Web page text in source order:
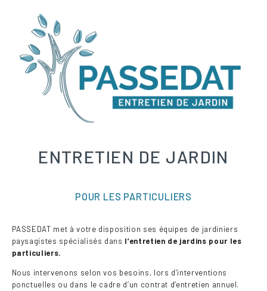
ENTRETIEN DE JARDIN
POUR LES PARTICULIERS
PASSEDAT met à votre disposition ses équipes de jardiniers
paysagistes spécialisés dans l’entretien de jardins pour les
particuliers.
Nous intervenons selon vos besoins, lors d’interventions
ponctuelles ou dans le cadre d’un contrat d’entretien annuel.